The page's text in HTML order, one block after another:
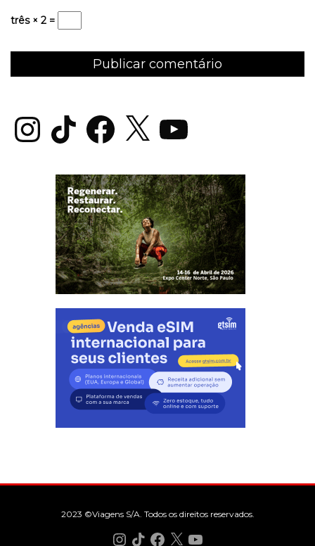
três × 2 =
InstagramTikTok Facebook
X YouTube
2023 ©Viagens S/A. Todos os direitos reservados.
Instagram
TikTokFacebook
X YouTube